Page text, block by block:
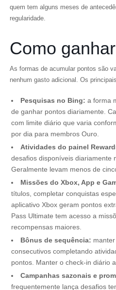
quem tem alguns meses de
regularidade.
Como
As formas de acumular pontos são
nenhum gasto adicional. Os
Pesquisas no Bing: a forma
de ganhar pontos diariamente.
com limite diário que varia
por dia para membros Ouro.
Atividades do painel
desafios disponíveis diariamente
Geralmente levam menos de
Missões do Xbox, App e
títulos, completar conquistas
aplicativo Xbox geram pontos
Pass Ultimate tem acesso a
recompensas maiores.
Bônus de sequência:
consecutivos completando
pontos. Manter o check-in diário
Campanhas sazonais e
frequentemente lança desafios